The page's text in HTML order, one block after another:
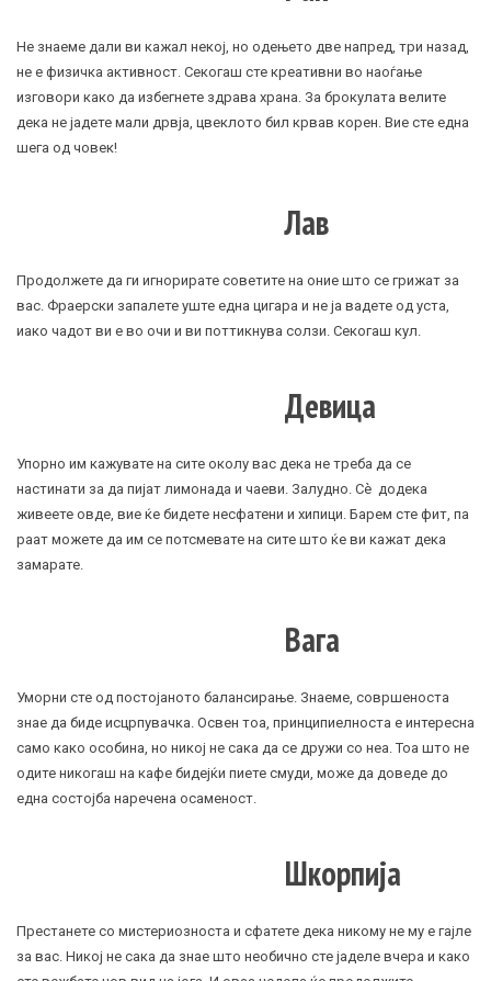
Не знаеме дали ви кажал некој, но одењето две напред, три назад,
не е физичка активност. Секогаш сте креативни во наоѓање
изговори како да избегнете здрава храна. За брокулата велите
дека не јадете мали дрвја, цвеклото бил крвав корен. Вие сте една
шега од човек!
Лав
Продолжете да ги игнорирате советите на оние што се грижат за
вас. Фраерски запалете уште една цигара и не ја вадете од уста,
иако чадот ви е во очи и ви поттикнува солзи. Секогаш кул.
Девица
Упорно им кажувате на сите околу вас дека не треба да се
настинати за да пијат лимонада и чаеви. Залудно. Сè додека
живеете овде, вие ќе бидете несфатени и хипици. Барем сте фит, па
раат можете да им се потсмевате на сите што ќе ви кажат дека
замарате.
Вага
Уморни сте од постојаното балансирање. Знаеме, совршеноста
знае да биде исцрпувачка. Освен тоа, принципиелноста е интересна
само како особина, но никој не сака да се дружи со неа. Тоа што не
одите никогаш на кафе бидејќи пиете смуди, може да доведе до
една состојба наречена осаменост.
Шкорпија
Престанете со мистериозноста и сфатете дека никому не му е гајле
за вас. Никој не сака да знае што необично сте јаделе вчера и како